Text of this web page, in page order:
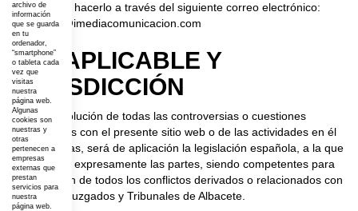
web, puede hacerlo a través del siguiente correo electrónico:
desarrollo@imediacomunicacion.com
LEY APLICABLE Y
JURISDICCIÓN
Para la resolución de todas las controversias o cuestiones
relacionadas con el presente sitio web o de las actividades en él
desarrolladas, será de aplicación la legislación española, a la que
se someten expresamente las partes, siendo competentes para
la resolución de todos los conflictos derivados o relacionados con
su uso los Juzgados y Tribunales de Albacete.
archivo de
información
que se guarda
en tu
ordenador,
“smartphone”
o tableta cada
vez que
visitas
nuestra
página web.
Algunas
cookies son
nuestras y
otras
pertenecen a
empresas
externas que
prestan
servicios para
nuestra
página web.